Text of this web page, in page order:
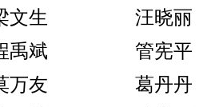
文生
汪晓丽
禹斌
管宪平
万友
葛丹丹